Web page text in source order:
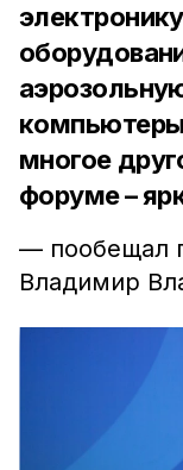
многое
форуме –
— пообещал
Владимир